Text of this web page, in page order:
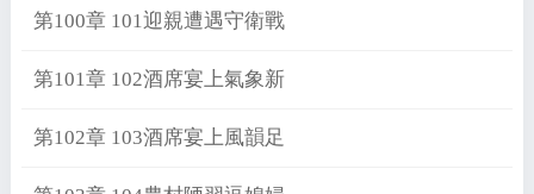
第100章 101迎親遭遇守衛戰
第101章 102酒席宴上氣象新
第102章 103酒席宴上風韻足